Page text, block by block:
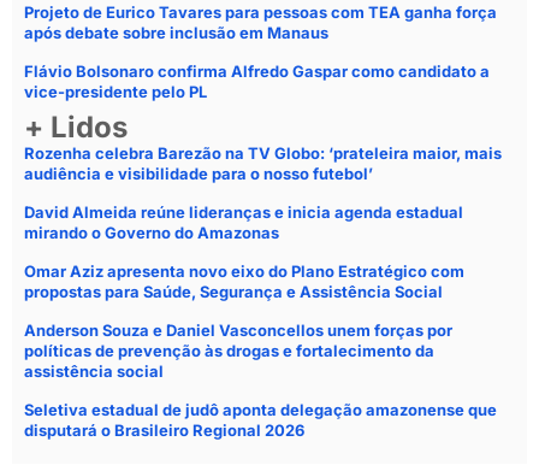
Projeto de Eurico Tavares para pessoas com TEA ganha força
após debate sobre inclusão em Manaus
Flávio Bolsonaro confirma Alfredo Gaspar como candidato a
vice-presidente pelo PL
+ Lidos
Rozenha celebra Barezão na TV Globo: ‘prateleira maior, mais
audiência e visibilidade para o nosso futebol’
David Almeida reúne lideranças e inicia agenda estadual
mirando o Governo do Amazonas
Omar Aziz apresenta novo eixo do Plano Estratégico com
propostas para Saúde, Segurança e Assistência Social
Anderson Souza e Daniel Vasconcellos unem forças por
políticas de prevenção às drogas e fortalecimento da
assistência social
Seletiva estadual de judô aponta delegação amazonense que
disputará o Brasileiro Regional 2026